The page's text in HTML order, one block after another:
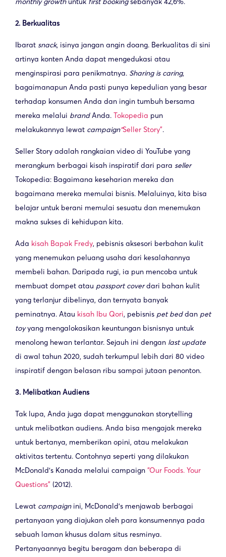
2. Berkualitas
Ibarat snack, isinya jangan angin doang. Berkualitas di sini
artinya konten Anda dapat mengedukasi atau
menginspirasi para penikmatnya. Sharing is caring,
bagaimanapun Anda pasti punya kepedulian yang besar
terhadap konsumen Anda dan ingin tumbuh bersama
mereka melalui brandAnda. Tokopedia pun
melakukannya lewat campaign“Seller Story”.
Seller Story adalah rangkaian video di YouTube yang
merangkum berbagai kisah inspiratif dari para seller
Tokopedia: Bagaimana keseharian mereka dan
bagaimana mereka memulai bisnis. Melaluinya, kita bisa
belajar untuk berani memulai sesuatu dan menemukan
makna sukses di kehidupan kita.
Ada kisah Bapak Fredy, pebisnis aksesori berbahan kulit
yang menemukan peluang usaha dari kesalahannya
membeli bahan. Daripada rugi, ia pun mencoba untuk
membuat dompet atau passport coverdari bahan kulit
yang terlanjur dibelinya, dan ternyata banyak
peminatnya. Atau kisah Ibu Qori, pebisnis pet beddan pet
toyyang mengalokasikan keuntungan bisnisnya untuk
menolong hewan terlantar. Sejauh ini dengan last update
di awal tahun 2020, sudah terkumpul lebih dari 80 video
inspiratif dengan belasan ribu sampai jutaan penonton.
3. Melibatkan Audiens
Tak lupa, Anda juga dapat menggunakan storytelling
untuk melibatkan audiens. Anda bisa mengajak mereka
untuk bertanya, memberikan opini, atau melakukan
aktivitas tertentu. Contohnya seperti yang dilakukan
McDonald’s Kanada melalui campaign “Our Foods. Your
Questions” (2012).
Lewat campaignini, McDonald’s menjawab berbagai
pertanyaan yang diajukan oleh para konsumennya pada
sebuah laman khusus dalam situs resminya.
Pertanyaannya begitu beragam dan beberapa di